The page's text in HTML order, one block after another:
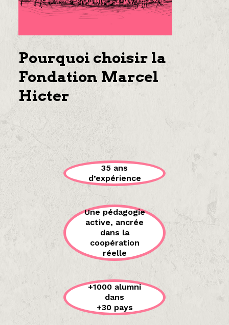
Pourquoi choisir la
Fondation Marcel
Hicter
35 ans
d’expérience
Une pédagogie
active, ancrée
dans la
coopération
réelle
+1000 alumni
dans
+30 pays